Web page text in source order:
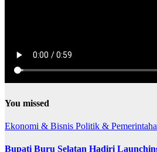
You missed
Ekonomi & Bisnis Politik &
Bupati Buru Selatan Hadiri